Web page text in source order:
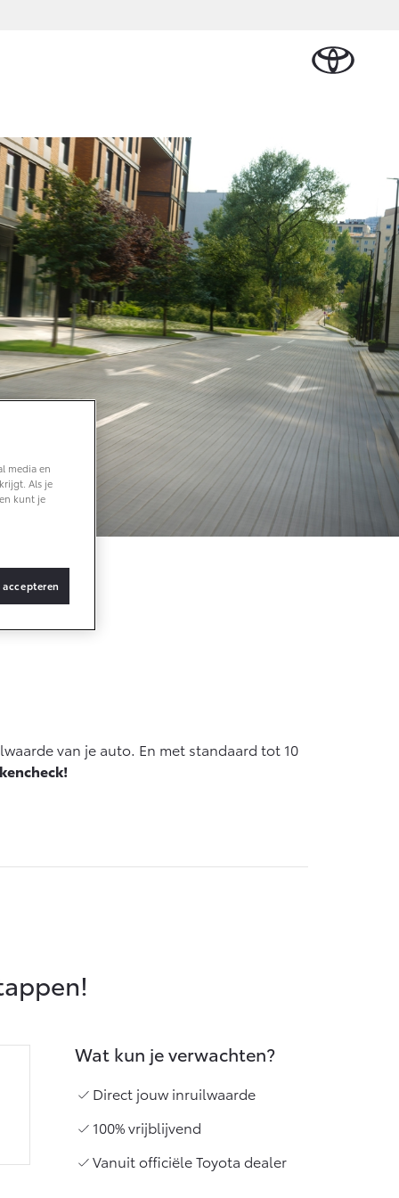
BATTERIJ-
ELEKTRISCH
Vanaf € 32.995,-
Toyota C-HR
OOK ALS PLUG-IN
HYBRIDE
bZ4X Touring
BATTERIJ-
Vanaf € 48.995,-
Vraag een brochure aan
Bekijk de verwachte
modellen
Accessoires
Onderdelen
Accessoires
Banden
Werkplaatsafspraak
maken
Contact en
Route
Thuislaadpakketten
Laadpas
Energie en slim
laden
Lease
Bedrijfswagens
op maat
Financieren of
leasen
Verzekeren
Vraag een
brochure
aan
Contact
en Route
auto
van je auto. En met standaard tot 10
Wat kun je verwachten?
Direct jouw inruilwaarde
100% vrijblijvend
Vanuit officiële Toyota dealer
media en
Als je
kunt je